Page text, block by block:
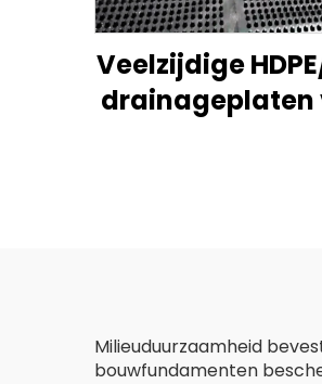
Veelzijdige
drainageplaten
Milieuduurzaamheid
bouwfundamenten